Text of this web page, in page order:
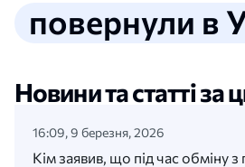
повернули в
Новини та статті за
16:09, 9 березня, 2026
Кім заявив, що під час обміну